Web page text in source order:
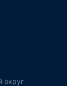
округ